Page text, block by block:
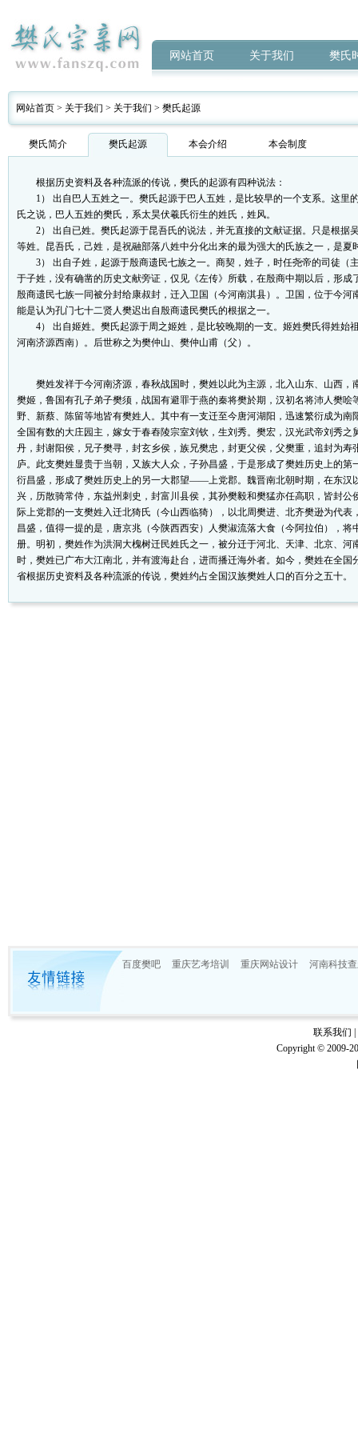
网站首页 关于我们 樊氏
网站首页 > 关于我们 > 关于我们 > 樊氏起源
樊氏简介 樊氏起源 本会介绍 本会制度
根据历史资料及各种流派的传说，樊氏的起源有四种说法：
1） 出自巴人五姓之一。樊氏起源于巴人五姓，是比较早的一个支系。这里
氏之说，巴人五姓的樊氏，系太昊伏羲氏衍生的姓氏，姓风。
2） 出自已姓。樊氏起源于昆吾氏的说法，并无直接的文献证据。只是根据
等姓。昆吾氏，己姓，是祝融部落八姓中分化出来的最为强大的氏族之一，是夏
3） 出自子姓，起源于殷商遗民七族之一。商契，姓子，时任尧帝的司徒（
于子姓，没有确凿的历史文献旁证，仅见《左传》所载，在殷商中期以后，形
殷商遗民七族一同被分封给康叔封，迁入卫国（今河南淇县）。卫国，位于今
能是认为孔门七十二贤人樊迟出自殷商遗民樊氏的根据之一。
4） 出自姬姓。樊氏起源于周之姬姓，是比较晚期的一支。姬姓樊氏得姓始
河南济源西南）。后世称之为樊仲山、樊仲山甫（父）。
樊姓发祥于今河南济源，春秋战国时，樊姓以此为主源，北入山东、山西，
樊姬，鲁国有孔子弟子樊须，战国有避罪于燕的秦将樊於期，汉初名将沛人樊
野、新蔡、陈留等地皆有樊姓人。其中有一支迁至今唐河湖阳，迅速繁衍成为
全国有数的大庄园主，嫁女于春舂陵宗室刘钦，生刘秀。樊宏，汉光武帝刘秀
丹，封谢阳侯，兄子樊寻，封玄乡侯，族兄樊忠，封更父侯，父樊重，追封为
庐。此支樊姓显贵于当朝，又族大人众，子孙昌盛，于是形成了樊姓历史上的
衍昌盛，形成了樊姓历史上的另一大郡望——上党郡。魏晋南北朝时期，在东汉
兴，历散骑常侍，东益州刺史，封富川县侯，其孙樊毅和樊猛亦任高职，皆封
际上党郡的一支樊姓入迁北猗氏（今山西临猗），以北周樊进、北齐樊逊为代
昌盛，值得一提的是，唐京兆（今陕西西安）人樊淑流落大食（今阿拉伯），
册。明初，樊姓作为洪洞大槐树迁民姓氏之一，被分迁于河北、天津、北京、
时，樊姓已广布大江南北，并有渡海赴台，进而播迁海外者。如今，樊姓在全
省根据历史资料及各种流派的传说，樊姓约占全国汉族樊姓人口的百分之五十。
百度樊吧 重庆艺考培训 重庆网站设计 河南科技
联系我们
Copyright © 2009-